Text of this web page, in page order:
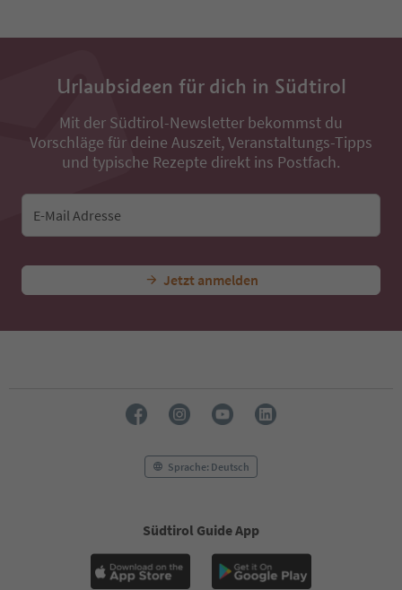
Urlaubsideen für dich in Südtirol
Mit der Südtirol-Newsletter bekommst du
Vorschläge für deine Auszeit, Veranstaltungs-Tipps
und typische Rezepte direkt ins Postfach.
E-Mail Adresse
Jetzt anmelden
Sprache: Deutsch
Südtirol Guide App